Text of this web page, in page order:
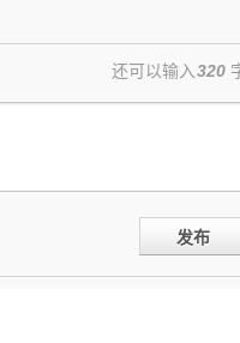
还可以输入320
发布